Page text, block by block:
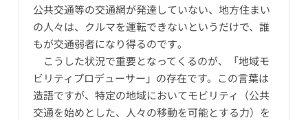
公共交通等の交通網が発達していない、地方住まい
の人々は、クルマを運転できないというだけで、誰
もが交通弱者になり得るのです｡
こうした状況で重要となってくるのが、「地域モ
ビリティプロデューサー」の存在です。この言葉は
造語ですが、特定の地域においてモビリティ（公共
交通を始めとした、人々の移動を可能とする力）を